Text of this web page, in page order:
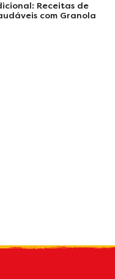
Receitas de
com Granola